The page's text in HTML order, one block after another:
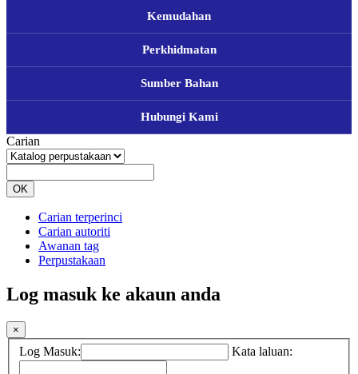
Kemudahan
Perkhidmatan
Sumber Bahan
Hubungi Kami
Carian
OK
Carian terperinci
Carian autoriti
Awanan tag
Perpustakaan
Log masuk ke akaun anda
×
Log Masuk: Kata laluan: